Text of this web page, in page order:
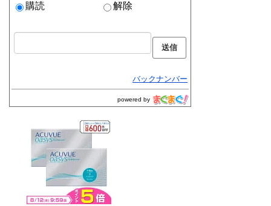
購読
解除
バックナンバー
powered by